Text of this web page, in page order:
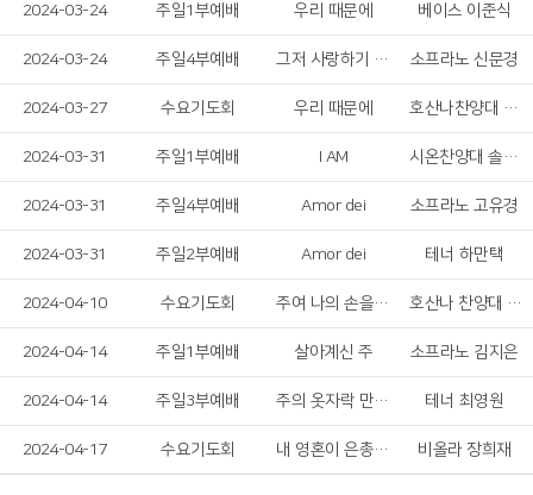
2024-03-24 주일1부예배 우리 때문에 베이스 이준식
2024-03-24 주일4부예배 그저 사랑하기 때문에 소프라노 신문경
2024-03-27 수요기도회 우리 때문에 호산나찬양대 남성 솔리스트
2024-03-31 주일1부예배 I AM 시온찬양대 솔리스트 중창단
2024-03-31 주일4부예배 Amor dei 소프라노 고유경
2024-03-31 주일2부예배 Amor dei 테너 하만택
2024-04-10 수요기도회 주여 나의 손을 놓지 마소서 호산나 찬양대 여성 솔리스트
2024-04-14 주일1부예배 살아계신 주 소프라노 김지은
2024-04-14 주일3부예배 주의 옷자락 만지며 테너 최영원
2024-04-17 수요기도회 내 영혼이 은총 입어 비올라 장희재